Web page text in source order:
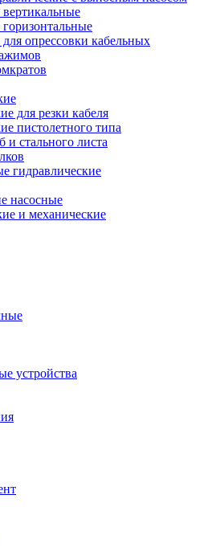
опрессовки кабельных
для резки кабеля
пистолетного типа
стального листа
гидравлические
насосные
и механические
устройства